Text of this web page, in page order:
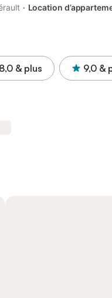
· Location
8,0 & plus 9,0 &